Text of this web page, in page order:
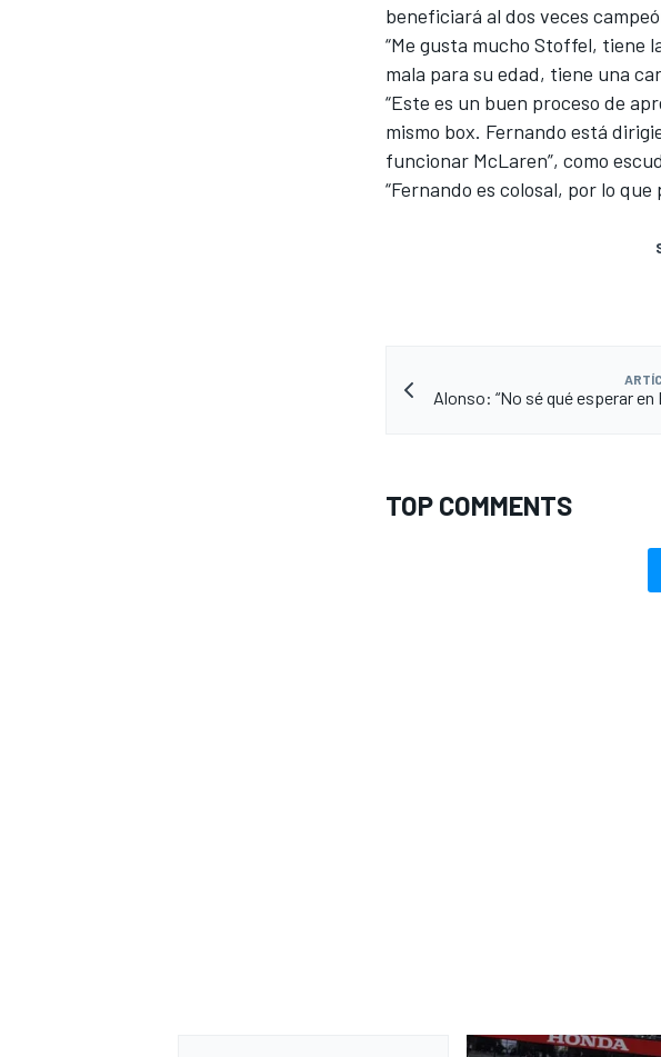
beneficiará al dos veces
“Me gusta mucho Stoffel, tiene
mala para su edad, tiene una
“Este es un buen proceso de
mismo box. Fernando está
funcionar McLaren”, como
“Fernando es colosal, por lo
Alonso: “No sé qué esperar en
TOP COMMENTS